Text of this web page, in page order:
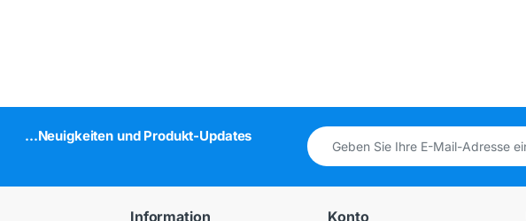
...Neuigkeiten und Produkt-Updates
Information Konto